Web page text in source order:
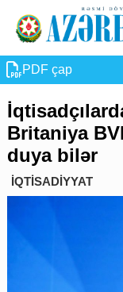
PDF çap
Britaniya
duya bilər
İQTİSADİYYAT